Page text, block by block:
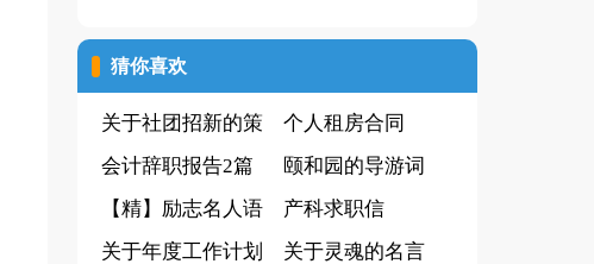
猜你喜欢
关于社团招新的策
划书
个人租房合同
会计辞职报告2篇
颐和园的导游词
(集锦15篇)
【精】励志名人语
录
产科求职信
关于年度工作计划
关于灵魂的名言